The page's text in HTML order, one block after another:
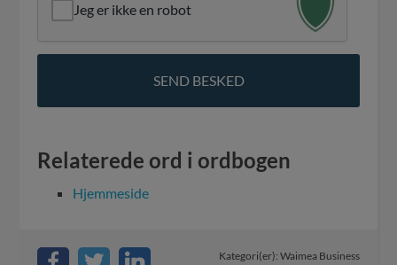
Jeg er ikke en robot
Relaterede ord i ordbogen
Hjemmeside
Kategori(er): Waimea Business